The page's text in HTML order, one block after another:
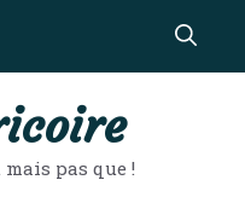
pas que !